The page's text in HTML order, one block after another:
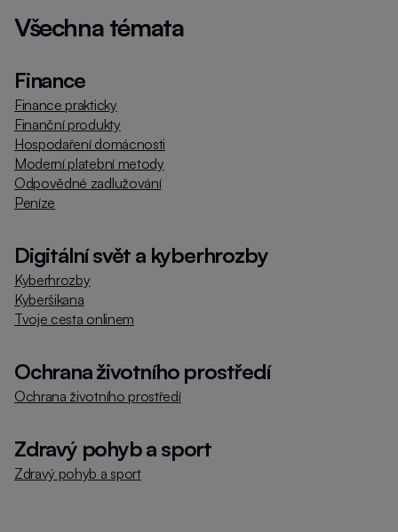
Všechna témata
Finance
Finance prakticky
Finanční produkty
Hospodaření domácnosti
Moderní platební metody
Odpovědné zadlužování
Peníze
Digitální svět a kyberhrozby
Kyberhrozby
Kyberšikana
Tvoje cesta onlinem
Ochrana životního prostředí
Ochrana životního prostředí
Zdravý pohyb a sport
Zdravý pohyb a sport